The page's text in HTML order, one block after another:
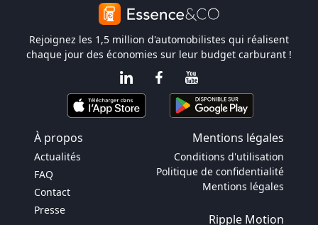
Rejoignez les 1,5 million d'automobilistes qui réalisent
chaque jour des économies sur leur budget carburant !
À propos Mentions légales
Actualités
FAQ
Contact
Presse
Conditions d'utilisation
Politique de confidentialité
Mentions légales
Ripple Motion